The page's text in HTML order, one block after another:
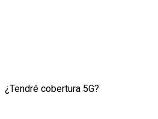
¿Tendré cobertura 5G?